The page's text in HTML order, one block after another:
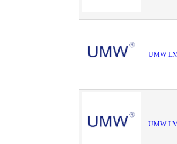
UMW
UMW